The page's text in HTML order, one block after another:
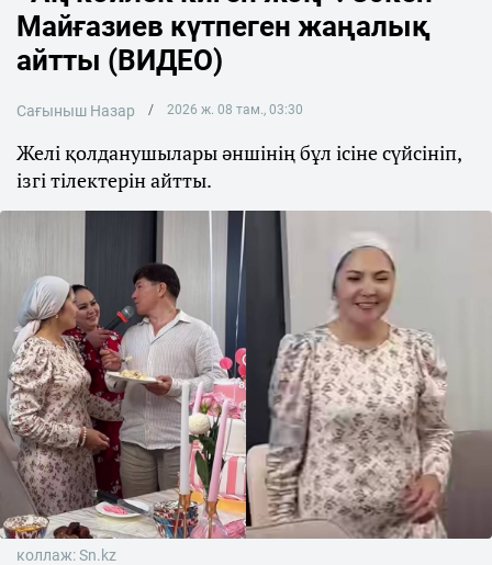
Майғазиев күтпеген жаңалық
айтты (ВИДЕО)
Сағыныш Назар 2026 ж. 08 там., 03:30
Желі қолданушылары әншінің бұл ісіне сүйсініп,
ізгі тілектерін айтты.
коллаж: Sn.kz